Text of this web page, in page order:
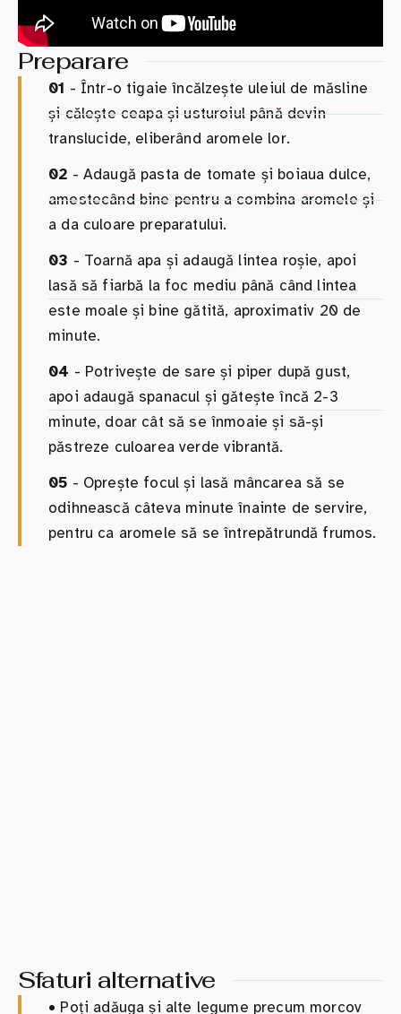
Preparare
01 - Într-o tigaie încălzește uleiul de măsline
și călește ceapa și usturoiul până devin
translucide, eliberând aromele lor.
02 - Adaugă pasta de tomate și boiaua dulce,
amestecând bine pentru a combina aromele și
a da culoare preparatului.
03 - Toarnă apa și adaugă lintea roșie, apoi
lasă să fiarbă la foc mediu până când lintea
este moale și bine gătită, aproximativ 20 de
minute.
04 - Potrivește de sare și piper după gust,
apoi adaugă spanacul și gătește încă 2-3
minute, doar cât să se înmoaie și să-și
păstreze culoarea verde vibrantă.
05 - Oprește focul și lasă mâncarea să se
odihnească câteva minute înainte de servire,
pentru ca aromele să se întrepătrundă frumos.
Sfaturi alternative
• Poți adăuga și alte legume precum morcov